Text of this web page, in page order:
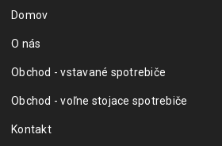
Domov
O nás
Obchod - vstavané spotrebiče
Obchod - voľne stojace spotrebiče
Kontakt